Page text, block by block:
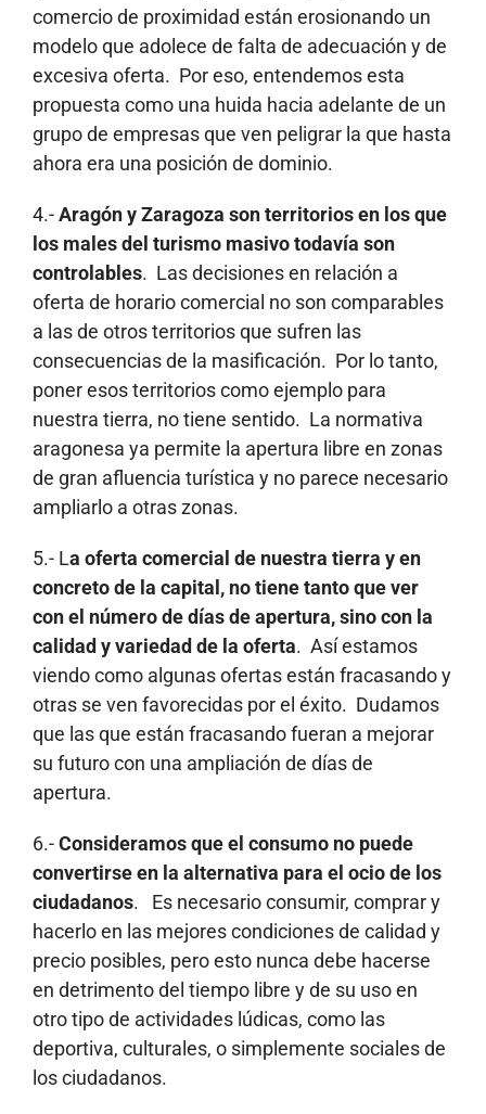
comercio de proximidad están erosionando un
modelo que adolece de falta de adecuación y de
excesiva oferta. Por eso, entendemos esta
propuesta como una huida hacia adelante de un
grupo de empresas que ven peligrar la que hasta
ahora era una posición de dominio.
4.-Aragón y Zaragoza son territorios en los que
los males del turismo masivo todavía son
controlables. Las decisiones en relación a
oferta de horario comercial no son comparables
a las de otros territorios que sufren las
consecuencias de la masificación. Por lo tanto,
poner esos territorios como ejemplo para
nuestra tierra, no tiene sentido. La normativa
aragonesa ya permite la apertura libre en zonas
de gran afluencia turística y no parece necesario
ampliarlo a otras zonas.
5.- La oferta comercial de nuestra tierra y en
concreto de la capital, no tiene tanto que ver
con el número de días de apertura, sino con la
calidad y variedad de la oferta. Así estamos
viendo como algunas ofertas están fracasando y
otras se ven favorecidas por el éxito. Dudamos
que las que están fracasando fueran a mejorar
su futuro con una ampliación de días de
apertura.
6.-Consideramos que el consumo no puede
convertirse en la alternativa para el ocio de los
ciudadanos. Es necesario consumir, comprar y
hacerlo en las mejores condiciones de calidad y
precio posibles, pero esto nunca debe hacerse
en detrimento del tiempo libre y de su uso en
otro tipo de actividades lúdicas, como las
deportiva, culturales, o simplemente sociales de
los ciudadanos.